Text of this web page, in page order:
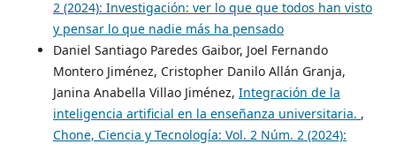
2 (2024): Investigación: ver lo que que todos han visto
y pensar lo que nadie más ha pensado
Daniel Santiago Paredes Gaibor, Joel Fernando
Montero Jiménez, Cristopher Danilo Allán Granja,
Janina Anabella Villao Jiménez, Integración de la
inteligencia artificial en la enseñanza universitaria. ,
Chone, Ciencia y Tecnología: Vol. 2 Núm. 2 (2024):